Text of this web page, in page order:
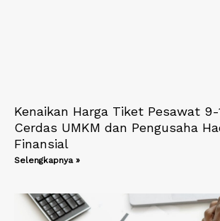
Kenaikan Harga Tiket Pesawat
Cerdas UMKM dan Pengusaha
Finansial
Selengkapnya »